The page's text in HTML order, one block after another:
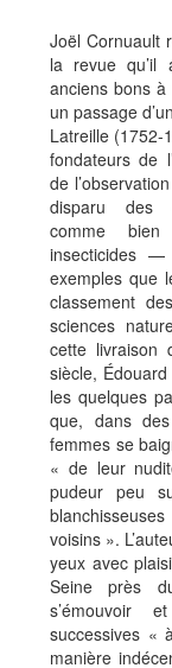
Joël Cornuault
la revue qu’il
anciens bons
un passage
Latreille (1752-
fondateurs de
de
disparu des
comme
insecticides
exemples que
classement
sciences
cette livraison
siècle,
les quelques
que, dans
femmes se
« de leur
pudeur peu
voisins ».
yeux avec
Seine près
s’émouvoir
successives «
manière